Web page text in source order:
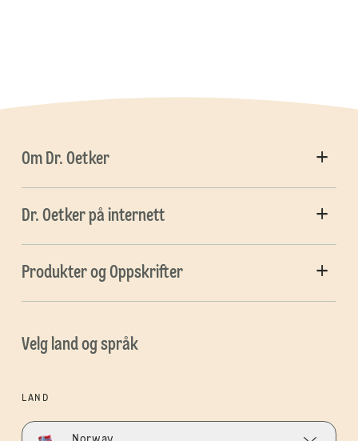
Om Dr. Oetker
Dr. Oetker på internett
Produkter og Oppskrifter
Velg land og språk
LAND